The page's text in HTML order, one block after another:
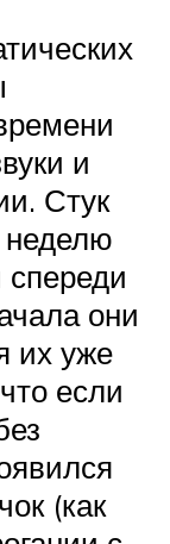
и
Стук
неделю
они
их уже
если
(как